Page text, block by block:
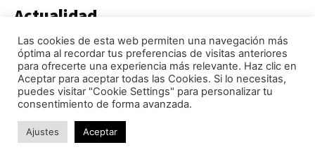
Actualidad
EEUU activa una
fuerza conjunta con
18 países de América
para combatir a los
cárteles
Las cookies de esta web permiten una navegación más
óptima al recordar tus preferencias de visitas anteriores
para ofrecerte una experiencia más relevante. Haz clic en
Aceptar para aceptar todas las Cookies. Si lo necesitas,
puedes visitar "Cookie Settings" para personalizar tu
consentimiento de forma avanzada.
Ajustes Aceptar